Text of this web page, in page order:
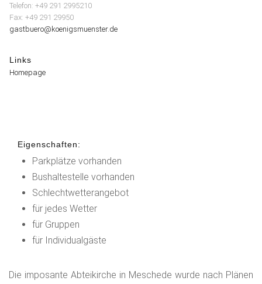
Telefon: +49 291 2995210
Fax: +49 291 29950
gastbuero@koenigsmuenster.de
Links
Homepage
Eigenschaften:
Parkplätze vorhanden
Bushaltestelle vorhanden
Schlechtwetterangebot
für jedes Wetter
für Gruppen
für Individualgäste
Die imposante Abteikirche in Meschede wurde nach Plänen